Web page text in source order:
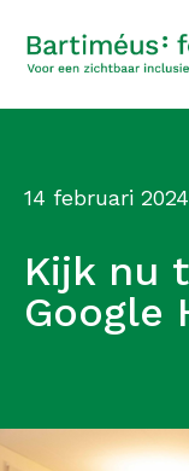
Kijk nu
Google
14 februari 2024